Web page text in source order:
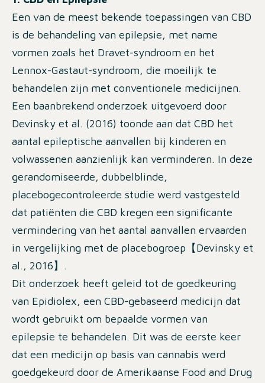
Een van de meest bekende toepassingen van CBD
is de behandeling van epilepsie, met name
vormen zoals het Dravet-syndroom en het
Lennox-Gastaut-syndroom, die moeilijk te
behandelen zijn met conventionele medicijnen.
Een baanbrekend onderzoek uitgevoerd door
Devinsky et al. (2016) toonde aan dat CBD het
aantal epileptische aanvallen bij kinderen en
volwassenen aanzienlijk kan verminderen. In deze
gerandomiseerde, dubbelblinde,
placebogecontroleerde studie werd vastgesteld
dat patiënten die CBD kregen een significante
vermindering van het aantal aanvallen ervaarden
in vergelijking met de placebogroep【Devinsky et
al., 2016】.
Dit onderzoek heeft geleid tot de goedkeuring
van Epidiolex, een CBD-gebaseerd medicijn dat
wordt gebruikt om bepaalde vormen van
epilepsie te behandelen. Dit was de eerste keer
dat een medicijn op basis van cannabis werd
goedgekeurd door de Amerikaanse Food and Drug